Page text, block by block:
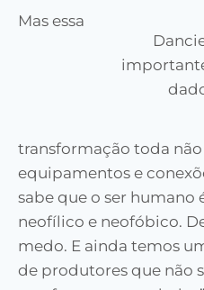
Mas essa
transformação toda
equipamentos e
sabe que o ser humano
neofílico e neofóbico.
medo. E ainda temos
de produtores que não